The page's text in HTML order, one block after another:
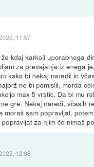
11:57
kdaj karkoli uporabnega
za prevajanja iz enega
kako bi nekaj naredil in
ne bi pomislil, morda
max 5 vrstic. Da bi mu
gre. Nekaj naredi, včasih
moraš sam popravljat,
za njim če nimaš
12:08